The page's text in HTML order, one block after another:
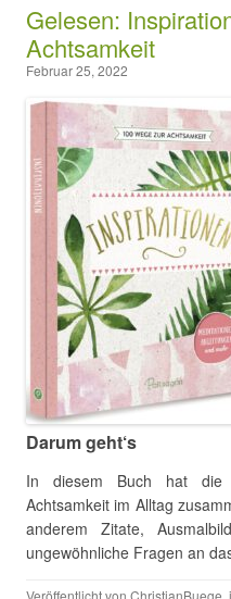
Gelesen:
Achtsamkeit
Februar 25, 2022
Darum geht‘s
In diesem Buch hat
Achtsamkeit im Alltag
anderem Zitate,
ungewöhnliche Fragen an
Veröffentlicht von ChristianBuege